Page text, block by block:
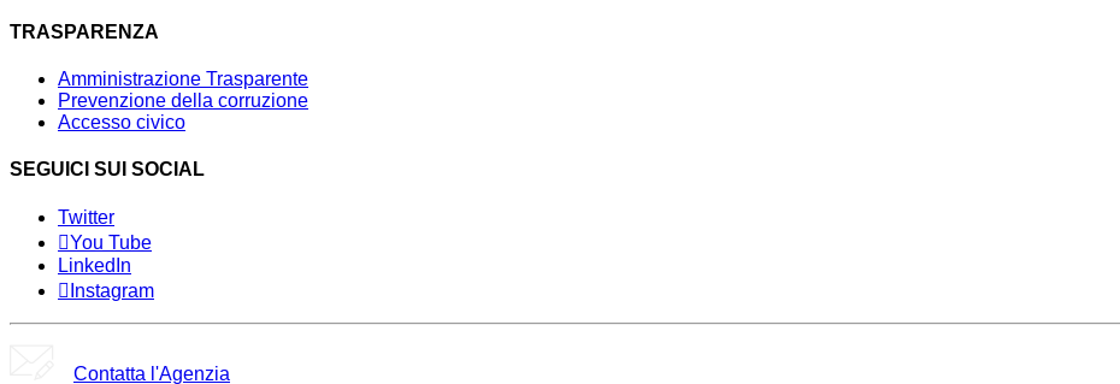
TRASPARENZA
Amministrazione Trasparente
Prevenzione della corruzione
Accesso civico
SEGUICI SUI SOCIAL
Twitter
You Tube
LinkedIn
Instagram
Contatta l'Agenzia